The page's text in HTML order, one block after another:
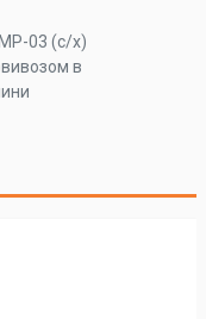
03 (с/х)
в